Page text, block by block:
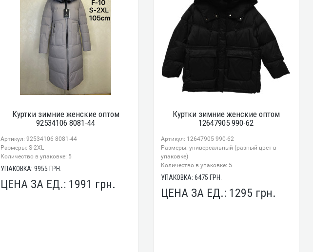
Куртки зимние женские оптом
92534106 8081-44
Артикул: 92534106 8081-44
Размеры: S-2XL
Количество в упаковке: 5
УПАКОВКА: 9955 ГРН.
ЦЕНА ЗА ЕД.: 1991 грн.
Куртки зимние женские оптом
12647905 990-62
Артикул: 12647905 990-62
Размеры: универсальный (разный цвет в
упаковке)
Количество в упаковке: 5
УПАКОВКА:6475 ГРН.
ЦЕНА ЗА ЕД.: 1295 грн.